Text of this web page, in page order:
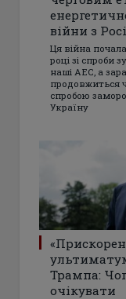
війни з
Ця війна
році зі спроби
наші АЕС, а
продовжиться
спробою
Україну
Трампа:
очікувати